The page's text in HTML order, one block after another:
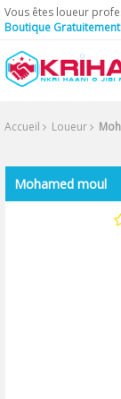
Vous êtes loueur
Boutique
Accueil Loueur
Mohamed moul